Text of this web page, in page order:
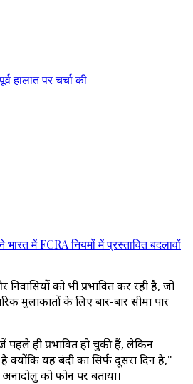
हालात पर चर्चा की
में FCRA नियमों में प्रस्तावित बदलावों
को भी प्रभावित कर रही है, जो
मुलाकातों के लिए बार-बार सीमा पार
पहले ही प्रभावित हो चुकी हैं, लेकिन
क्योंकि यह बंदी का सिर्फ दूसरा दिन है,"
को फोन पर बताया।